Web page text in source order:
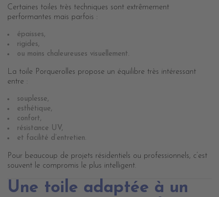
Certaines toiles très techniques sont extrêmement
performantes mais parfois :
épaisses,
rigides,
ou moins chaleureuses visuellement.
La toile Porquerolles propose un équilibre très intéressant
entre :
souplesse,
esthétique,
confort,
résistance UV,
et facilité d’entretien.
Pour beaucoup de projets résidentiels ou professionnels, c’est
souvent le compromis le plus intelligent.
Une toile adaptée à un